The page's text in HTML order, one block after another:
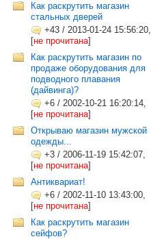
Как раскрутить магазин
стальных дверей
+43 / 2013-01-24 15:56:20,
[не прочитана]
Как раскрутить магазин по
продаже оборудования для
подводного плавания
(дайвинга)?
+6 / 2002-10-21 16:20:14,
[не прочитана]
Открываю магазин мужской
одежды...
+3 / 2006-11-19 15:42:07,
[не прочитана]
Антиквариат!
+6 / 2002-11-10 13:43:00,
[не прочитана]
Как раскрутить магазин
сейфов?